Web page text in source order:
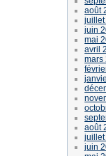
août
juin
mai
avril
mars
août
juin